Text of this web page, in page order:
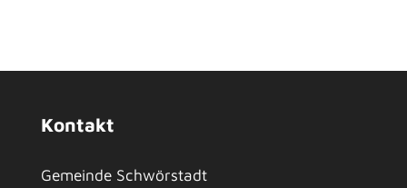
Kontakt
Gemeinde Schwörstadt